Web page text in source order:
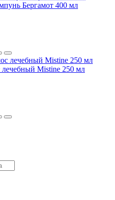
Бергамот 400 мл
Mistine 250 мл